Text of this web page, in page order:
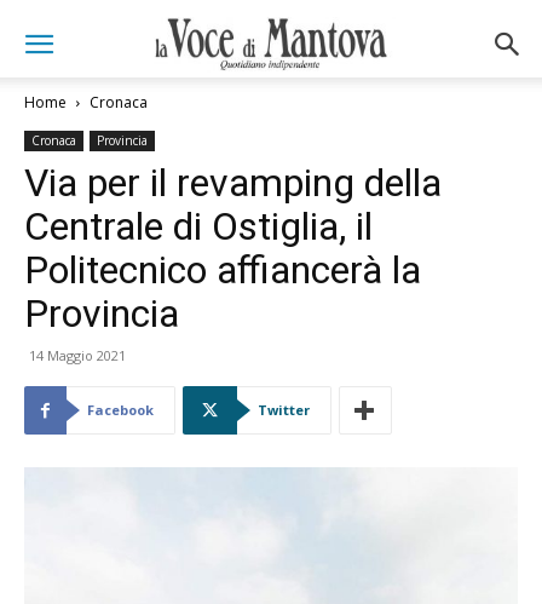
Home Cronaca
Cronaca Provincia
Via per il revamping della
Centrale di Ostiglia, il
Politecnico affiancerà la
Provincia
14 Maggio 2021
Facebook Twitter